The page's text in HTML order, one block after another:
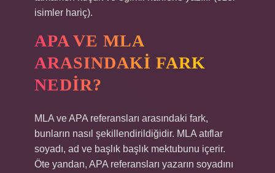
isimler hariç).
APA VE MLA
ARASINDAKI FARK
NEDIR?
MLA ve APA referansları arasındaki fark,
bunların nasıl şekillendirildiğidir. MLA atıflar
soyadı, ad ve başlık başlık mektubunu içerir.
Öte yandan, APA referansları yazarın soyadını